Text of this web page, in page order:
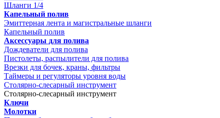
Шланги 1/4
Капельный полив
Эмиттерная лента и магистральные шланги
Капельный полив
Аксессуары для полива
Дождеватели для полива
Пистолеты, распылители для полива
Врезки для бочек, краны, фильтры
Таймеры и регуляторы уровня воды
Столярно-слесарный инструмент
Столярно-слесарный инструмент
Ключи
Молотки